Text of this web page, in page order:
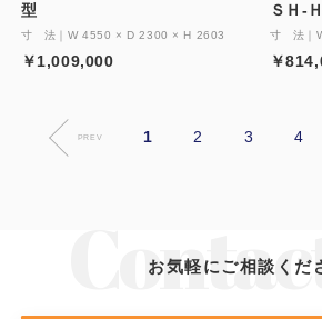
型
寸 法｜W 4550 × D 2300 × H 2603
￥1,009,000
ＳＨ-
寸 法｜
￥
PREV 1 2 3 4
お気軽にご相談くだ